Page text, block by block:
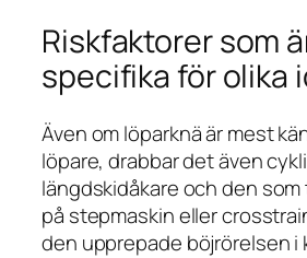
Riskfaktorer som
specifika för olika
Även om löparknä är mest
löpare, drabbar det även
längdskidåkare och den
på stepmaskin eller
den upprepade böjrörelsen i